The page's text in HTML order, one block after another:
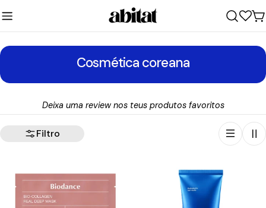
para
conteúdo
C
o
e
:
Cosmética coreana
Deixa uma review nos teus produtos favoritos
Filtro